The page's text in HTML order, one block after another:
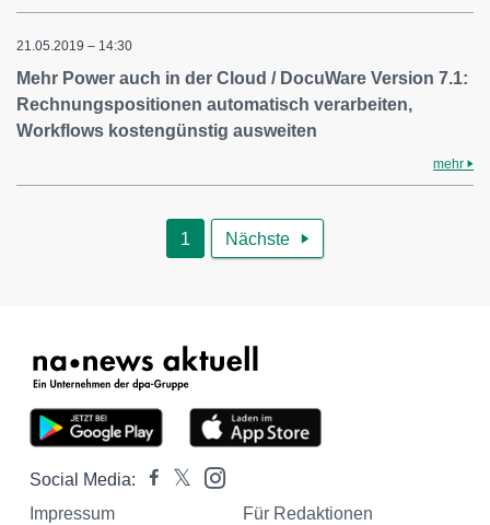
21.05.2019 – 14:30
Mehr Power auch in der Cloud / DocuWare Version 7.1:
Rechnungspositionen automatisch verarbeiten,
Workflows kostengünstig ausweiten
mehr
1 Nächste 
Social Media:
Impressum
Für Redaktionen